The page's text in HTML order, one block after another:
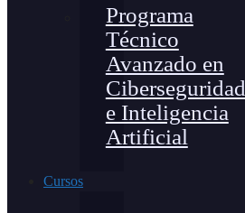
Programa
Técnico
Avanzado en
Ciberseguridad
e Inteligencia
Artificial
Cursos